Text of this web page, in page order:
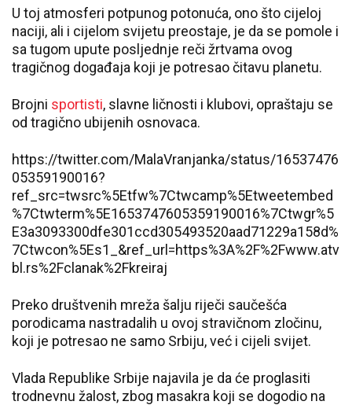
U toj atmosferi potpunog potonuća, ono što cijeloj
naciji, ali i cijelom svijetu preostaje, je da se pomole i
sa tugom upute posljednje reči žrtvama ovog
tragičnog događaja koji je potresao čitavu planetu.
Brojni sportisti, slavne ličnosti i klubovi, opraštaju se
od tragično ubijenih osnovaca.
https://twitter.com/MalaVranjanka/status/16537476
05359190016?
ref_src=twsrc%5Etfw%7Ctwcamp%5Etweetembed
%7Ctwterm%5E1653747605359190016%7Ctwgr%5
E3a3093300dfe301ccd305493520aad71229a158d%
7Ctwcon%5Es1_&ref_url=https%3A%2F%2Fwww.atv
bl.rs%2Fclanak%2Fkreiraj
Preko društvenih mreža šalju riječi saučešća
porodicama nastradalih u ovoj stravičnom zločinu,
koji je potresao ne samo Srbiju, već i cijeli svijet.
Vlada Republike Srbije najavila je da će proglasiti
trodnevnu žalost, zbog masakra koji se dogodio na